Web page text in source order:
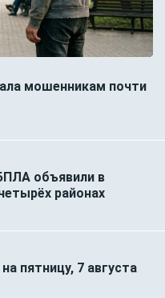
мошенникам почти
объявили в
районах
пятницу, 7 августа